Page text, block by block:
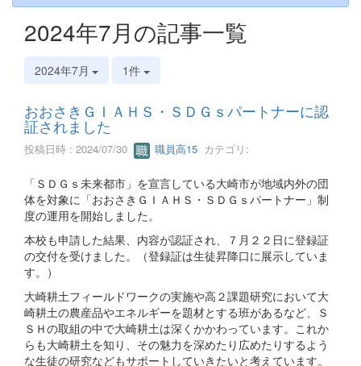
2024年7月の記事一覧
2024年7月 1件
おおさきＧＩＡＨＳ・ＳＤＧｓパートナーに認
証されました
投稿日時 : 2024/07/30 職員高15 カテゴリ:
「ＳＤＧｓ未来都市」を宣言している大崎市が地域内外の団
体を対象に「おおさきＧＩＡＨＳ・ＳＤＧｓパートナー」制
度の運用を開始しました。
本校も申請した結果、内容が認証され、７月２２日に登録証
の交付を受けました。（登録証は生徒昇降口に展示していま
す。）
大崎耕土フィールドワークの実施や高２課題研究において大
崎耕土の農産品やエネルギーを題材とする班があるなど、Ｓ
ＳＨの取組の中で大崎耕土は深くかかわっています。これか
らも大崎耕土を知り、その魅力を深めたり広めたりするよう
な生徒の研究などもサポートしていきたいと考えています。